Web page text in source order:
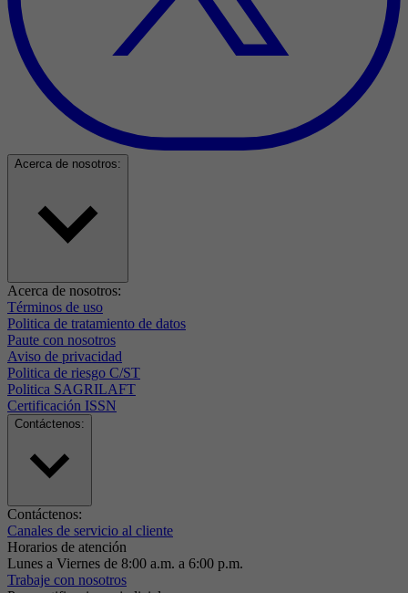
Acerca de nosotros:
Acerca de nosotros:
Términos de uso
Politica de tratamiento de datos
Paute con nosotros
Aviso de privacidad
Politica de riesgo C/ST
Politica SAGRILAFT
Certificación ISSN
Contáctenos:
Contáctenos:
Canales de servicio al cliente
Horarios de atención
Lunes a Viernes de 8:00 a.m. a 6:00 p.m.
Trabaje con nosotros